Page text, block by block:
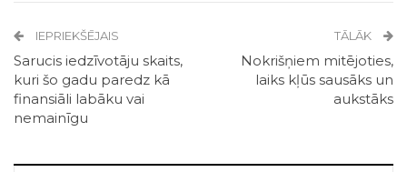
IEPRIEKŠĒJAIS
Sarucis iedzīvotāju skaits,
kuri šo gadu paredz kā
finansiāli labāku vai
nemainīgu
TĀLĀK
Nokrišņiem mitējoties,
laiks kļūs sausāks un
aukstāks